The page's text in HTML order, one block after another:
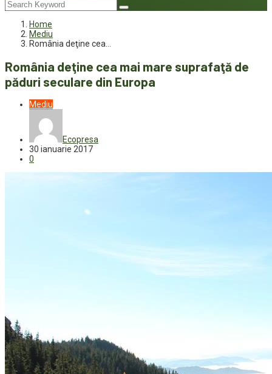
Home
Mediu
România deţine cea…
România deţine cea mai mare suprafaţă de
păduri seculare din Europa
Mediu
Ecopresa
30 ianuarie 2017
0